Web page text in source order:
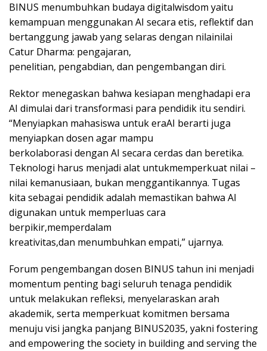
BINUS menumbuhkan budaya digitalwisdom yaitu
kemampuan menggunakan AI secara etis, reflektif dan
bertanggung jawab yang selaras dengan nilainilai
Catur Dharma: pengajaran,
penelitian, pengabdian, dan pengembangan diri.
Rektor menegaskan bahwa kesiapan menghadapi era
AI dimulai dari transformasi para pendidik itu sendiri.
“Menyiapkan mahasiswa untuk eraAI berarti juga
menyiapkan dosen agar mampu
berkolaborasi dengan AI secara cerdas dan beretika.
Teknologi harus menjadi alat untukmemperkuat nilai –
nilai kemanusiaan, bukan menggantikannya. Tugas
kita sebagai pendidik adalah memastikan bahwa AI
digunakan untuk memperluas cara
berpikir,memperdalam
kreativitas,dan menumbuhkan empati,” ujarnya.
Forum pengembangan dosen BINUS tahun ini menjadi
momentum penting bagi seluruh tenaga pendidik
untuk melakukan refleksi, menyelaraskan arah
akademik, serta memperkuat komitmen bersama
menuju visi jangka panjang BINUS2035, yakni fostering
and empowering the society in building and serving the